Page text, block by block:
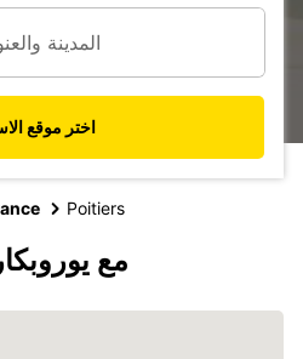
اختر موقع
Poitiers
اكتشف Poitiers مع يوروبكار